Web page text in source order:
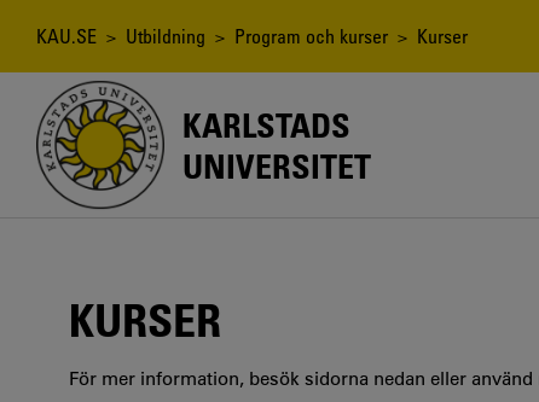
Länkstig
KAU.SE > Utbildning > Program och kurser > Kurser
KARLSTADS
UNIVERSITET
KURSER
För mer information, besök sidorna nedan eller använd